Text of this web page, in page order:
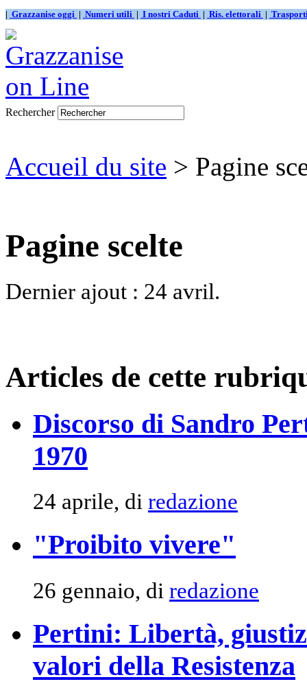
| Grazzanise oggi | Numeri utili | I nostri Caduti | Ris. elettorali |
Rechercher
Accueil du site > Pagine
Pagine scelte
Dernier ajout : 24 avril.
Articles de cette
Discorso di Sandro
1970
24 aprile, di redazione
"Proibito vivere"
26 gennaio, di redazione
Pertini: Libertà,
valori della Resistenza